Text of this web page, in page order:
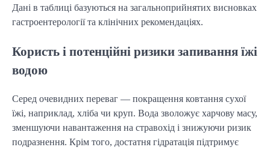
Дані в таблиці базуються на загальноприйнятих висновках
гастроентерології та клінічних рекомендаціях.
Користь і потенційні ризики запивання їжі
водою
Серед очевидних переваг — покращення ковтання сухої
їжі, наприклад, хліба чи круп. Вода зволожує харчову масу,
зменшуючи навантаження на стравохід і знижуючи ризик
подразнення. Крім того, достатня гідратація підтримує